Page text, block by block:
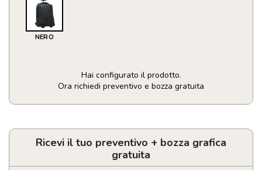
NERO
Hai configurato il prodotto.
Ora richiedi preventivo e bozza gratuita
Zaino
personalizzabile
Ricevi il tuo preventivo + bozza grafica
gratuita